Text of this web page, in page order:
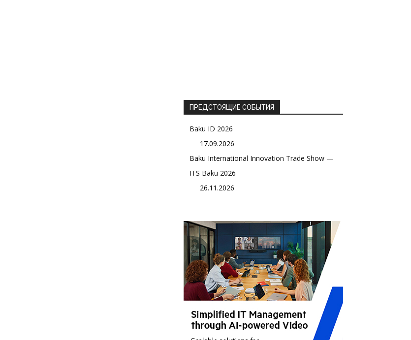
ПРЕДСТОЯЩИЕ СОБЫТИЯ
Baku ID 2026
17.09.2026
Baku International Innovation Trade Show —
ITS Baku 2026
26.11.2026